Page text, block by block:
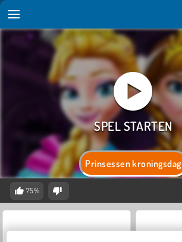
Prinsessen kroningsdag
75%